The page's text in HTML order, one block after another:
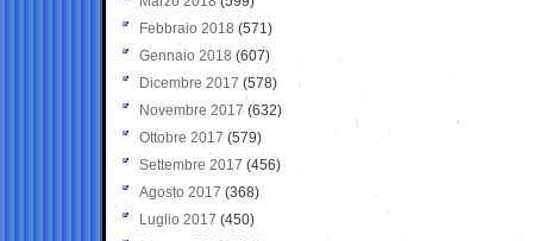
Febbraio 2018 (571)
Gennaio 2018 (607)
Dicembre 2017 (578)
Novembre 2017 (632)
Ottobre 2017 (579)
Settembre 2017 (456)
Agosto 2017 (368)
Luglio 2017 (450)